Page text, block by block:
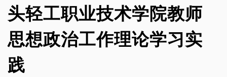
头轻工职业技术学院教师
思想政治工作理论学习实
践